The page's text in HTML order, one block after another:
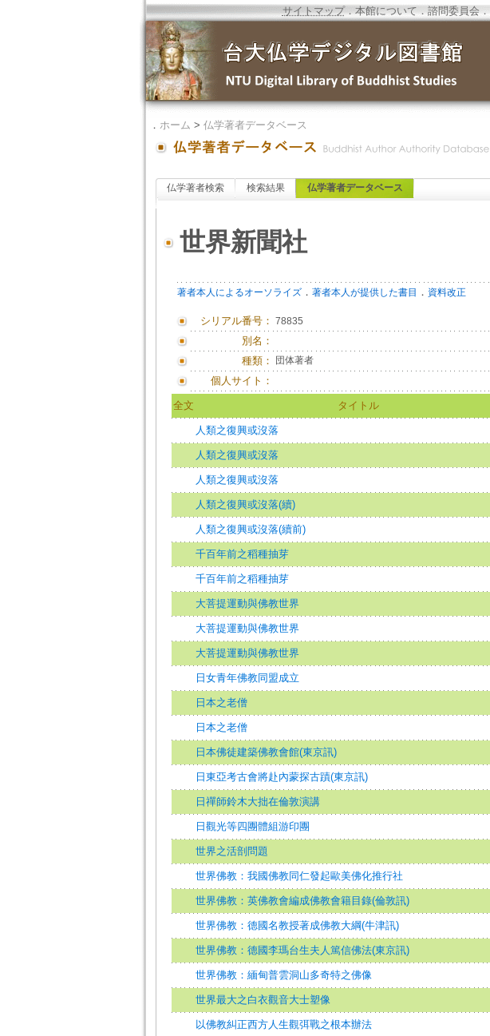
サイトマップ．本館について．諮問委員会．
． ホーム > 仏学著者データベース
仏学著者検索 検索結果 仏学著者データベース
世界新聞社
著者本人によるオーソライズ． 著者本人が提供した書目 ． 資料改正
シリアル番号： 78835
別名：
種類：
団体著者
個人サイト：
全文 タイトル
人類之復興或沒落
人類之復興或沒落
人類之復興或沒落
人類之復興或沒落(續)
人類之復興或沒落(續前)
千百年前之稻種抽芽
千百年前之稻種抽芽
大菩提運動與佛教世界
大菩提運動與佛教世界
大菩提運動與佛教世界
日女青年佛教同盟成立
日本之老僧
日本之老僧
日本佛徒建築佛教會館(東京訊)
日東亞考古會將赴內蒙探古蹟(東京訊)
日禪師鈴木大拙在倫敦演講
日觀光等四團體組游印團
世界之活剖問題
世界佛教：我國佛教同仁發起歐美佛化推行社
世界佛教：英佛教會編成佛教會籍目錄(倫敦訊)
世界佛教：德國名教授著成佛教大綱(牛津訊)
世界佛教：德國李瑪台生夫人篤信佛法(東京訊)
世界佛教：緬甸普雲洞山多奇特之佛像
世界最大之白衣觀音大士塑像
以佛教糾正西方人生觀弭戰之根本辦法